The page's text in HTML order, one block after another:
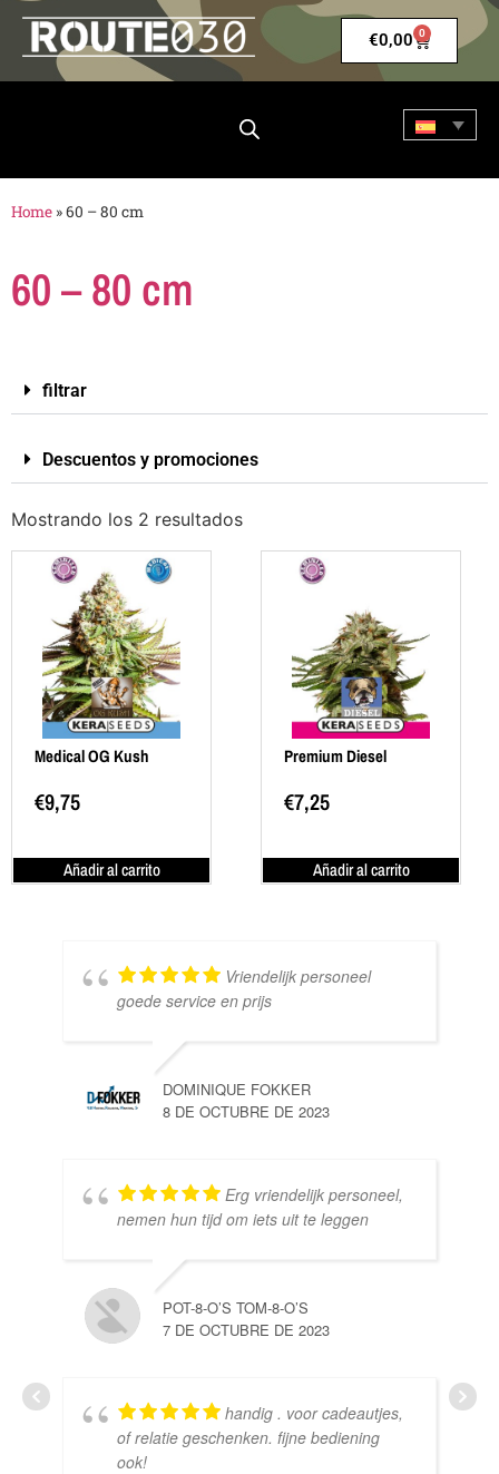
€0,00 0
Home »60 – 80 cm
60 – 80 cm
filtrar
Descuentos y promociones
Mostrando los 2 resultados
Medical OG Kush
€9,75
Añadir al carrito
Premium Diesel
€7,25
Añadir al carrito
Vriendelijk personeel
goede service en prijs
DOMINIQUE FOKKER
8 DE OCTUBRE DE 2023
Erg vriendelijk personeel,
nemen hun tijd om iets uit te leggen
POT-8-O’S TOM-8-O’S
7 DE OCTUBRE DE 2023
handig . voor cadeautjes,
of relatie geschenken. fijne bediening
ook!